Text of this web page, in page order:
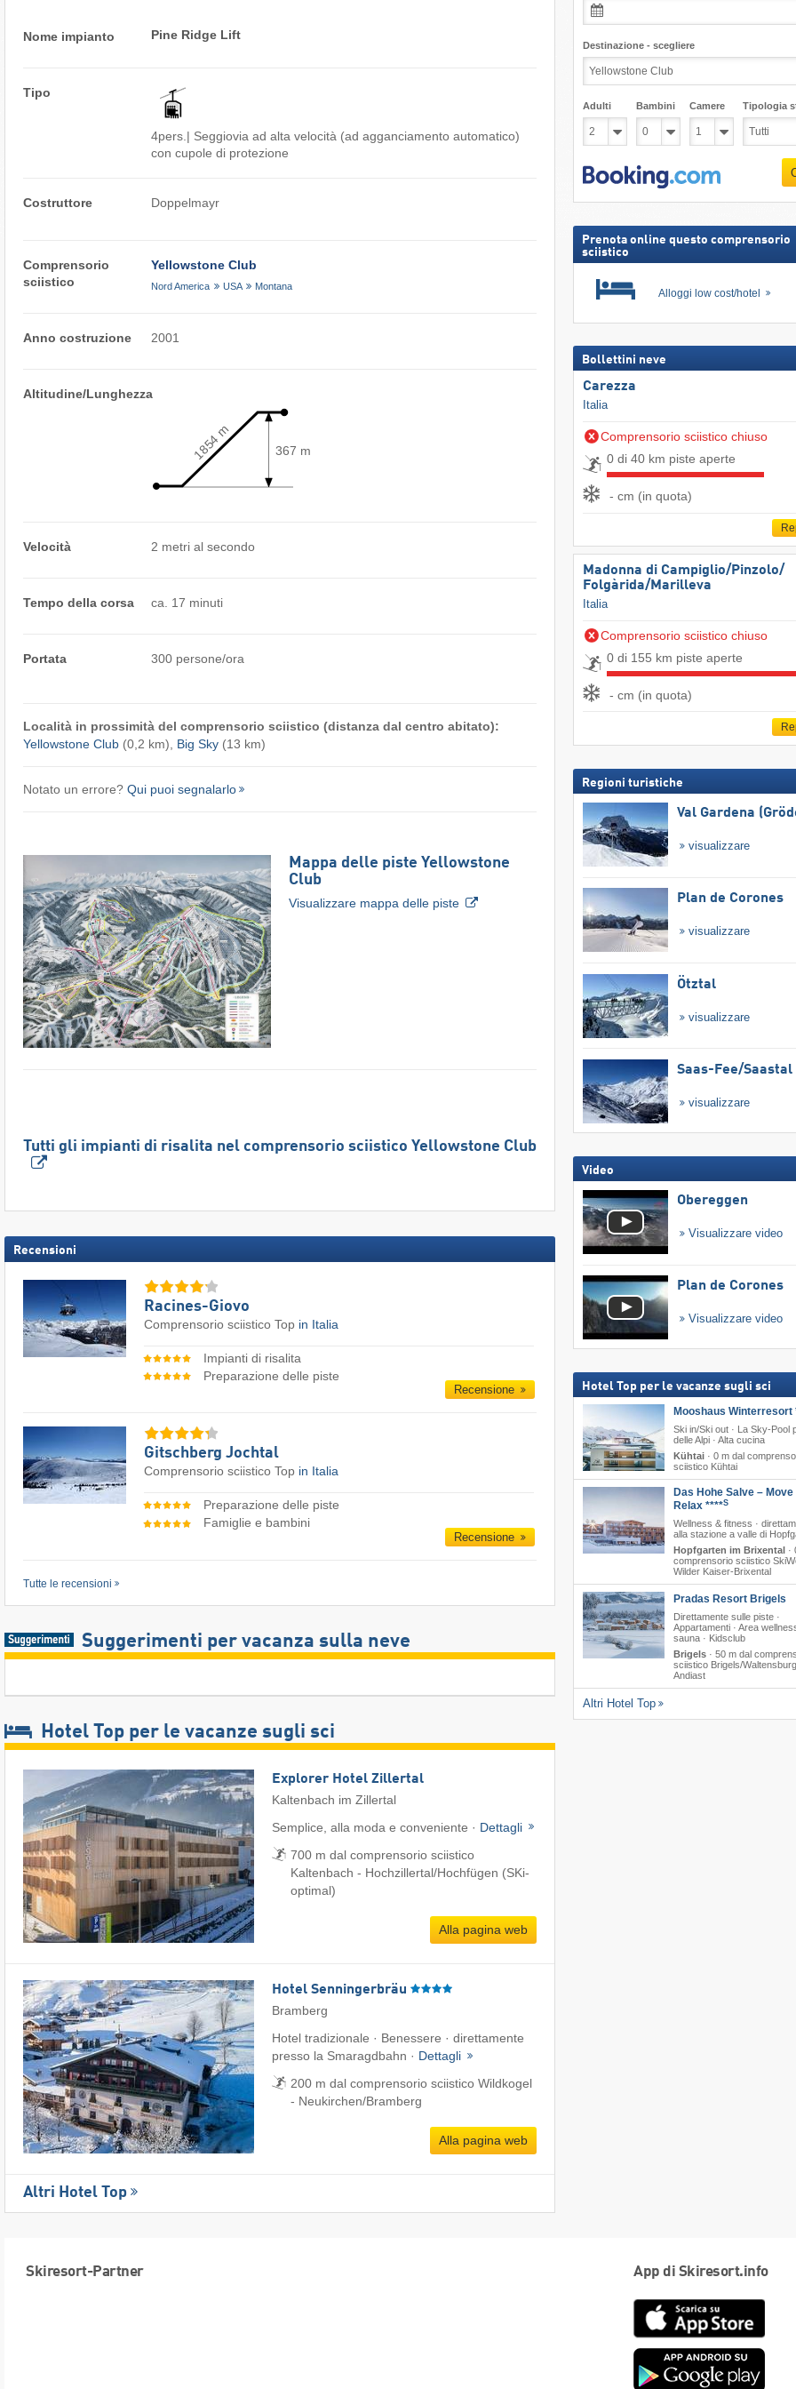
Nome impianto Pine Ridge Lift
Tipo
4pers.| Seggiovia ad alta velocità (ad agganciamento automatico)
con cupole di protezione
Costruttore Doppelmayr
Comprensorio
sciistico
Yellowstone Club
Nord America USA Montana
Anno costruzione 2001
Altitudine/Lunghezza
367 m
1854 m
Velocità 2 metri al secondo
Tempo della corsa ca. 17 minuti
Portata 300 persone/ora
Località in prossimità del comprensorio sciistico (distanza dal centro abitato):
Yellowstone Club(0,2 km), Big Sky(13 km)
Notato un errore? Qui puoi segnalarlo
Mappa delle piste Yellowstone
Club
Visualizzare mappa delle piste
Tutti gli impianti di risalita nel comprensorio sciistico Yellowstone Club
Recensioni
Racines-Giovo
Comprensorio sciistico Top in Italia
Impianti di risalita
Preparazione delle piste
Recensione
Gitschberg Jochtal
Comprensorio sciistico Top in Italia
Preparazione delle piste
Famiglie e bambini
Recensione
Tutte le recensioni
Suggerimenti per vacanza sulla neve
Hotel Top per le vacanze sugli sci
Explorer Hotel Zillertal
Kaltenbach im Zillertal
Semplice, alla moda e conveniente · Dettagli
700 m dal comprensorio sciistico
Kaltenbach - Hochzillertal/​Hochfügen (SKi-
optimal)
Alla pagina web
Hotel Senningerbräu
Bramberg
Hotel tradizionale · Benessere · direttamente
presso la Smaragdbahn · Dettagli
200 m dal comprensorio sciistico Wildkogel
- Neukirchen/​Bramberg
Alla pagina web
Altri Hotel Top
Destinazione - scegliere
Adulti Bambini Camere Tipologia
Prenota online questo comprensorio
sciistico
Alloggi low cost/hotel
Bollettini neve
Carezza
Italia
Comprensorio sciistico chiuso
0 di 40 km piste aperte
- cm (in quota)
Madonna di Campiglio/​Pinzolo/​
Folgàrida/​Marilleva
Italia
Comprensorio sciistico chiuso
0 di 155 km piste aperte
- cm (in quota)
Regioni turistiche
Val Gardena
visualizzare
Plan de Corones
visualizzare
Ötztal
visualizzare
Saas-Fee/​Saastal
visualizzare
Video
Obereggen
Visualizzare video
Plan de Corones
Visualizzare video
Hotel Top per le vacanze sugli sci
Mooshaus Winterresort
Ski in/Ski out · La Sky-Pool
delle Alpi · Alta cucina
Kühtai· 0 m dal
sciistico Kühtai
Das Hohe Salve – Move
Relax ****S
Wellness & fitness ·
alla stazione a valle di
Hopfgarten im Brixental ·
comprensorio sciistico
Wilder Kaiser-Brixental
Pradas Resort Brigels
Direttamente sulle piste ·
Appartamenti · Area
sauna · Kidsclub
Brigels· 50 m dal
sciistico Brigels/​
Andiast
Altri Hotel Top
Skiresort-Partner App di Skiresort.info
App